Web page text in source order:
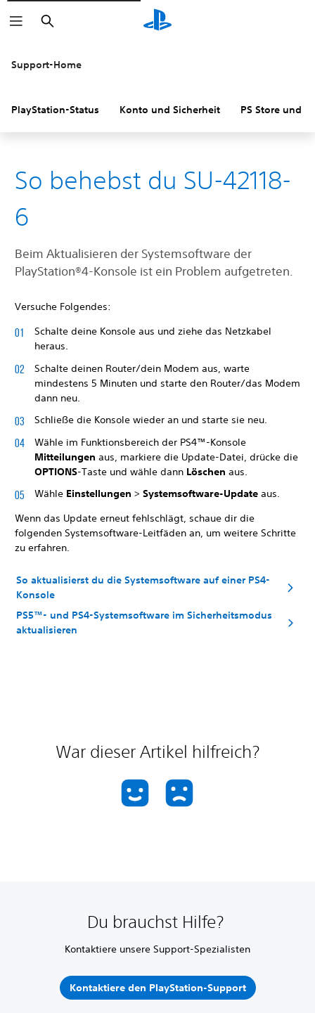
Suchen
Support-Home
PlayStation-Status Konto und Sicherheit PS Store und
So behebst du SU-42118-
6
Beim Aktualisieren der Systemsoftware der
‎PlayStation®4-Konsole ist ein Problem aufgetreten.
Versuche Folgendes:
Schalte deine Konsole aus und ziehe das Netzkabel
heraus.
Schalte deinen Router/dein Modem aus, warte
mindestens 5 Minuten und starte den Router/das Modem
dann neu.
Schließe die Konsole wieder an und starte sie neu.
Wähle im Funktionsbereich der PS4™-Konsole
Mitteilungen aus, markiere die Update-Datei, drücke die
OPTIONS-Taste und wähle dann Löschen aus.
Wähle Einstellungen > Systemsoftware-Update aus.
Wenn das Update erneut fehlschlägt, schaue dir die
folgenden Systemsoftware-Leitfäden an, um weitere Schritte
zu erfahren.
So aktualisierst du die Systemsoftware auf einer PS4-
Konsole
PS5™- und PS4-Systemsoftware im Sicherheitsmodus
aktualisieren
War dieser Artikel hilfreich?
Du brauchst Hilfe?
Kontaktiere unsere Support-Spezialisten
Kontaktiere den PlayStation-Support